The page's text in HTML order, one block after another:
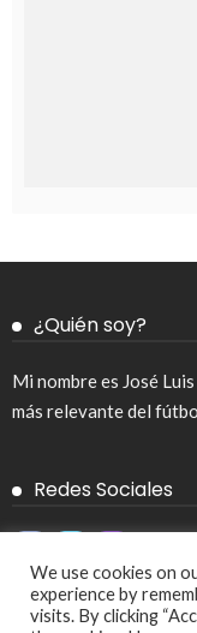
¿Quién soy?
Mi nombre es José
más relevante del
Redes Sociales
We use cookies on
experience by
visits. By clicking